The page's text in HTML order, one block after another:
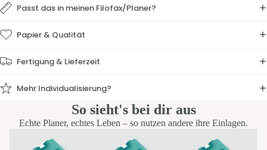
Passt das in meinen Filofax/Planer?
Papier & Qualität
Fertigung & Lieferzeit
Mehr Individualisierung?
So sieht's bei dir aus
Echte Planer, echtes Leben – so nutzen andere ihre Einlagen.